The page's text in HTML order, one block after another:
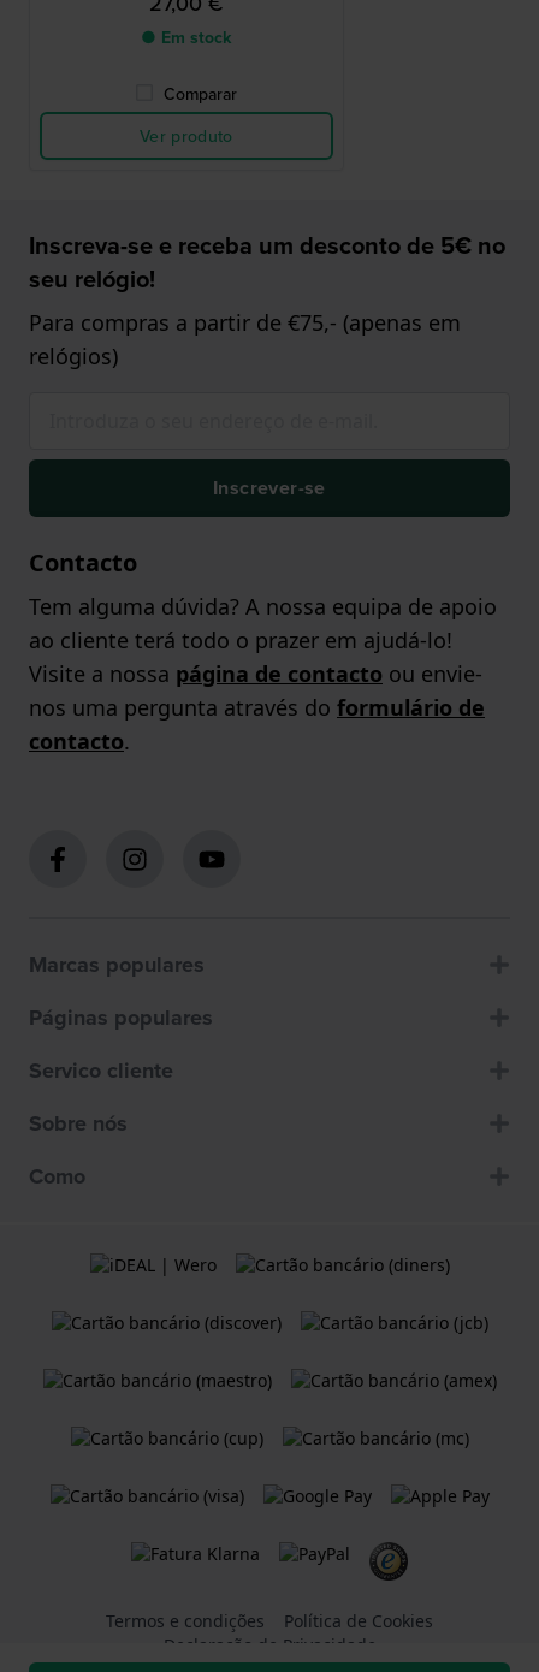
● Em stock
Comparar
Ver produto
Inscreva-se e receba um desconto de 5€ no
seu relógio!
Para compras a partir de €75,- (apenas em
relógios)
Inscrever-se
Contacto
Tem alguma dúvida? A nossa equipa de apoio
ao cliente terá todo o prazer em ajudá-lo!
Visite a nossa página de contacto ou envie-
nos uma pergunta através do formulário de
contacto.
Marcas populares
Páginas populares
Servico cliente
Sobre nós
Como
Termos e condições
Política de Cookies
Declaração de Privacidade